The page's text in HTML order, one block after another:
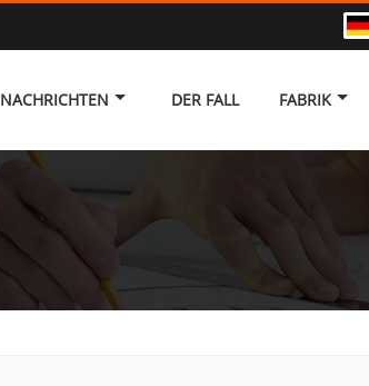
NACHRICHTEN DER FALL FABRIK